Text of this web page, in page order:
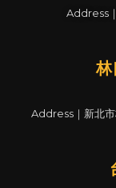
Address
Address｜新北市